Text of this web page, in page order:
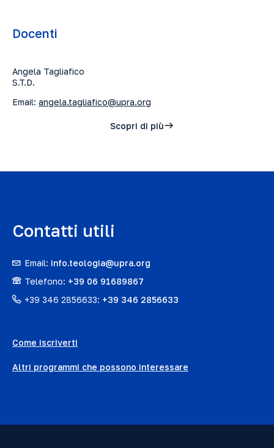
Docenti
Angela Tagliafico
S.T.D.
Email: angela.tagliafico@upra.org
Scopri di più
Contatti utili
Email: info.teologia@upra.org
Telefono: +39 06 91689867
+39 346 2856633: +39 346 2856633
Come iscriverti
Altri programmi che possono interessare